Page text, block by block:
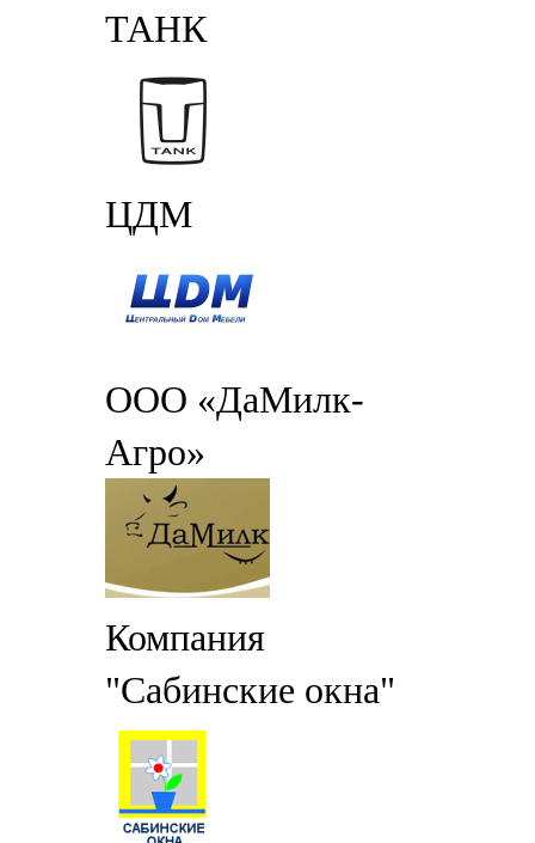
ТАНК
ЦДМ
ООО «ДаМилк-
Агро»
Компания
"Сабинские окна"